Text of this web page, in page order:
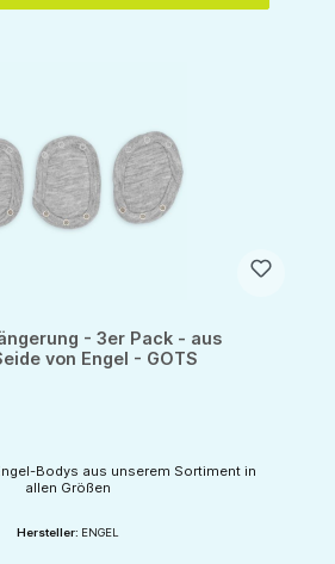
- 3er Pack - aus
von Engel - GOTS
Bodys aus unserem Sortiment in
allen Größen
Hersteller: ENGEL